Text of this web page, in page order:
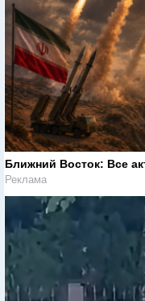
Ближний Восток: Все
Реклама